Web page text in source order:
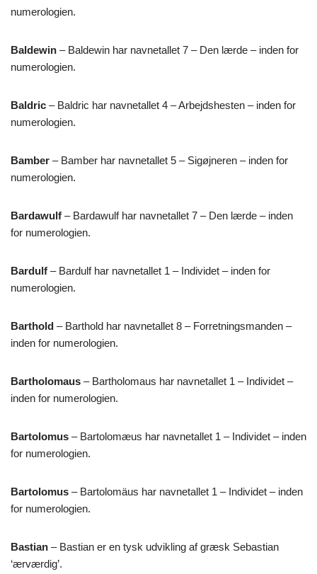
numerologien.
Baldewin – Baldewin har navnetallet 7 – Den lærde – inden for
numerologien.
Baldric – Baldric har navnetallet 4 – Arbejdshesten – inden for
numerologien.
Bamber – Bamber har navnetallet 5 – Sigøjneren – inden for
numerologien.
Bardawulf – Bardawulf har navnetallet 7 – Den lærde – inden
for numerologien.
Bardulf – Bardulf har navnetallet 1 – Individet – inden for
numerologien.
Barthold – Barthold har navnetallet 8 – Forretningsmanden –
inden for numerologien.
Bartholomaus – Bartholomaus har navnetallet 1 – Individet –
inden for numerologien.
Bartolomus – Bartolomæus har navnetallet 1 – Individet – inden
for numerologien.
Bartolomus – Bartolomäus har navnetallet 1 – Individet – inden
for numerologien.
Bastian – Bastian er en tysk udvikling af græsk Sebastian
‘ærværdig’.